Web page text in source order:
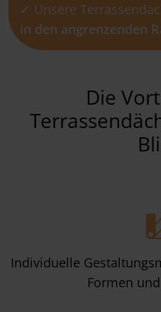
✓ Unsere
in den angrenzenden
Die
Individuelle
Formen